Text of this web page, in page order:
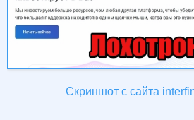
Скриншот с сайта